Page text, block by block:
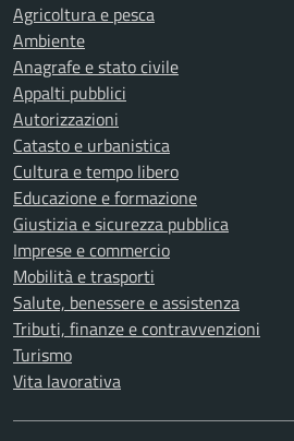
Agricoltura e pesca
Ambiente
Anagrafe e stato civile
Appalti pubblici
Autorizzazioni
Catasto e urbanistica
Cultura e tempo libero
Educazione e formazione
Giustizia e sicurezza pubblica
Imprese e commercio
Mobilità e trasporti
Salute, benessere e assistenza
Tributi, finanze e contravvenzioni
Turismo
Vita lavorativa